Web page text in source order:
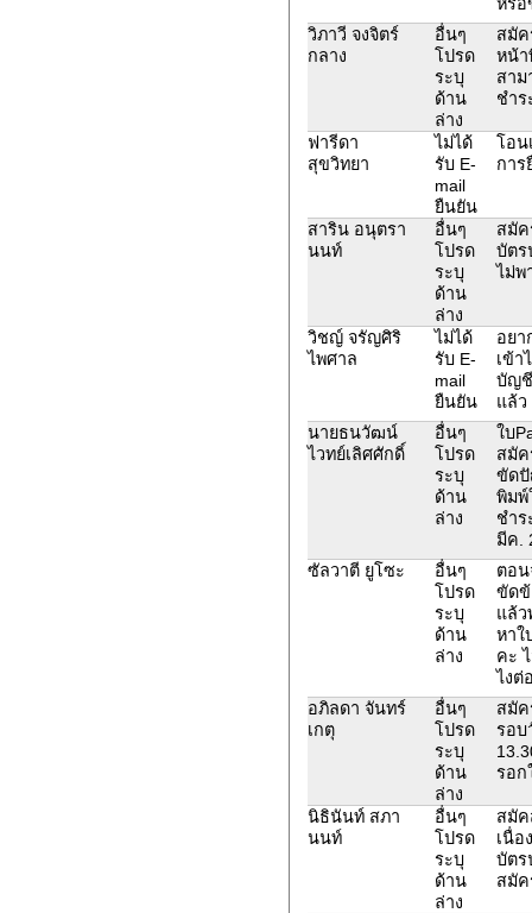
วิภาวี จงจิตร์
กลาง
อื่นๆ
โปรด
ระบุ
ด้าน
ล่าง
สมัค
หน้า
สาม
ชำร
ฟารีดา
สุขวิทยา
ไม่ได้
รับ E-
mail
ยืนยัน
โอน
การ
สาริน อนุตรา
นนท์
อื่นๆ
โปรด
ระบุ
ด้าน
ล่าง
สมัค
บัตร
ไม่พ
วิชญ์ จรัญศิริ
ไพศาล
ไม่ได้
รับ E-
mail
ยืนยัน
อยา
เข้า
บัญชี
แล้ว
นายธนวัฒน์
ไวทย์เลิศศักดิ์
อื่นๆ
โปรด
ระบุ
ด้าน
ล่าง
ใบ
สมัค
ขัดปั
พิมพ์
ชำร
มีค.
ซัลวาตี ยูโซะ
อื่นๆ
โปรด
ระบุ
ด้าน
ล่าง
ตอน
ขัดข้
แล้ว
หาใ
คะ
ไงต่
อภิลดา จันทร์
เกตุ
อื่นๆ
โปรด
ระบุ
ด้าน
ล่าง
สมัค
รอบ
รอก
นิธินันท์ สภา
นนท์
อื่นๆ
โปรด
ระบุ
ด้าน
ล่าง
สมัค
เนื่อ
บัตร
สมัค